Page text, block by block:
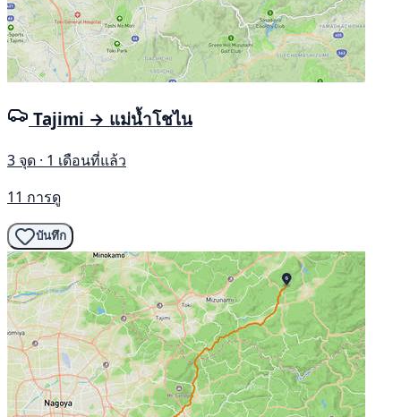
Tajimi → แม่น้ำโชไน
3 จุด · 1 เดือนที่แล้ว
11 การดู
บันทึก